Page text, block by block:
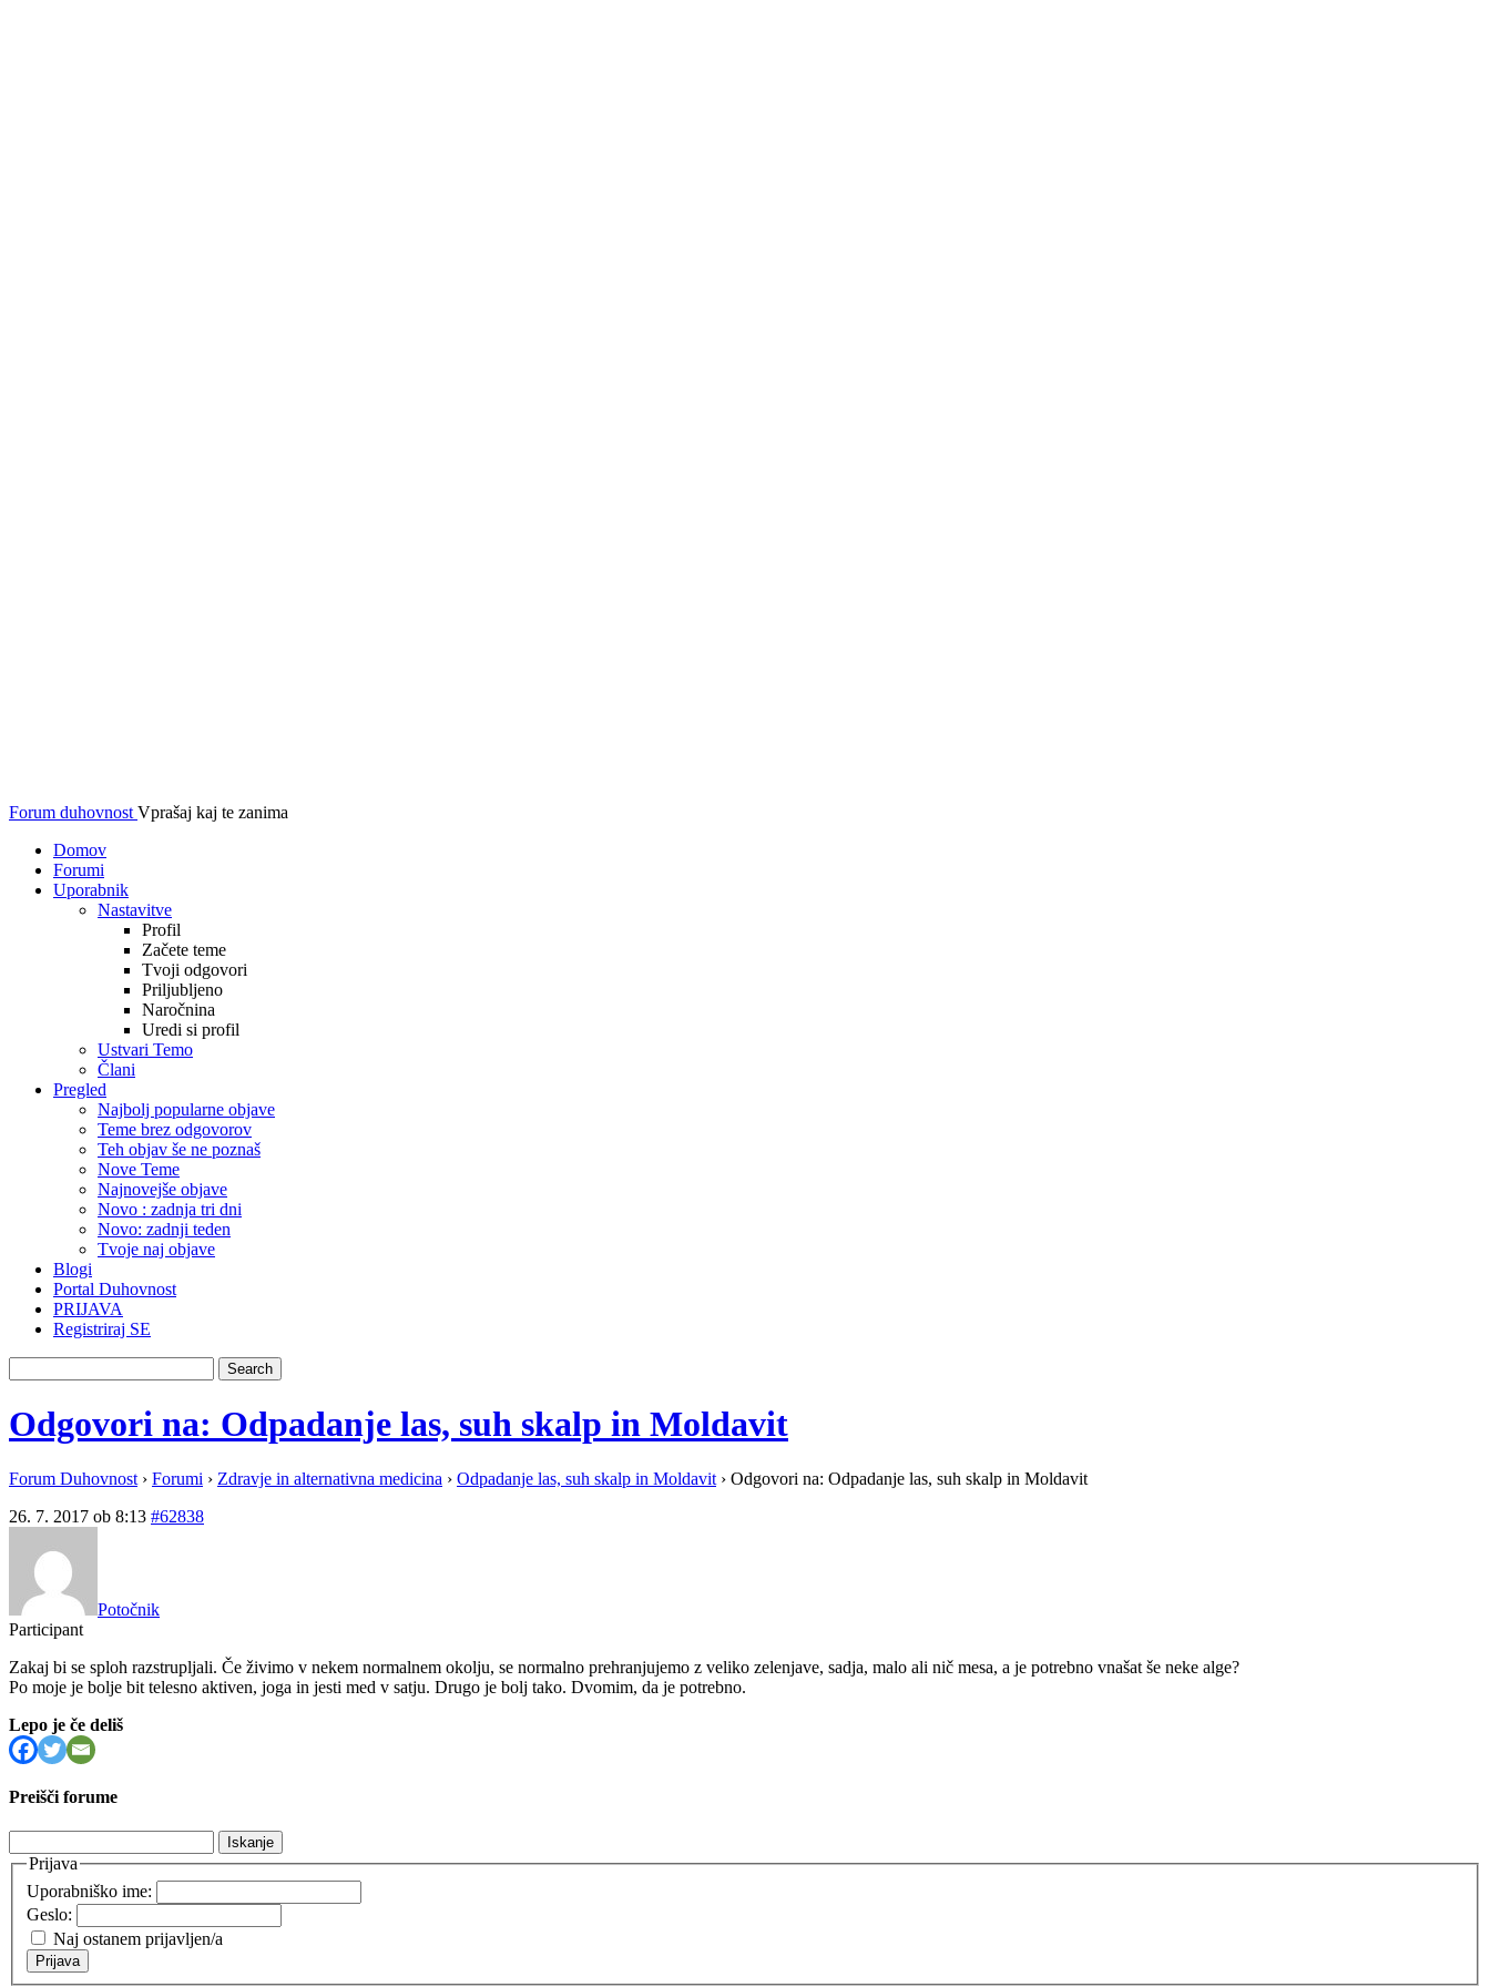
Forum duhovnost Vprašaj kaj te zanima
Domov
Forumi
Uporabnik
Nastavitve
Profil
Začete teme
Tvoji odgovori
Priljubljeno
Naročnina
Uredi si profil
Ustvari Temo
Člani
Pregled
Najbolj popularne objave
Teme brez odgovorov
Teh objav še ne poznaš
Nove Teme
Najnovejše objave
Novo : zadnja tri dni
Novo: zadnji teden
Tvoje naj objave
Blogi
Portal Duhovnost
PRIJAVA
Registriraj SE
Odgovori na: Odpadanje las, suh skalp in Moldavit
Forum Duhovnost › Forumi › Zdravje in alternativna medicina › Odpadanje las, suh skalp in Moldavit › Odgovori na: Odpadanje las, suh skalp in Moldavit
26. 7. 2017 ob 8:13 #62838
Potočnik
Participant
Zakaj bi se sploh razstrupljali. Če živimo v nekem normalnem okolju, se normalno prehranjujemo z veliko zelenjave, sadja, malo ali nič mesa, a je potrebno vnašat še neke alge?
Po moje je bolje bit telesno aktiven, joga in jesti med v satju. Drugo je bolj tako. Dvomim, da je potrebno.
Lepo je če deliš
Preišči forume
Prijava
Uporabniško ime:
Geslo:
Naj ostanem prijavljen/a
Prijava